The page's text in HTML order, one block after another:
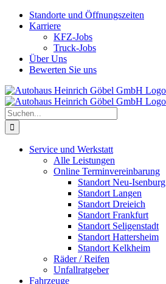
Skip
Standorte und Öffnungszeiten
Karriere
KFZ-Jobs
Truck-Jobs
Über Uns
Bewerten Sie uns
Suche
nach:
Service und Werkstatt
Alle Leistungen
Online Terminvereinbarung
Standort Neu-Isenburg
Standort Langen
Standort Dreieich
Standort Frankfurt
Standort Seligenstadt
Standort Hattersheim
Standort Kelkheim
Räder / Reifen
Unfallratgeber
Fahrzeuge